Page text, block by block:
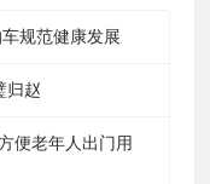
规范健康发展
归赵
便老年人出门用